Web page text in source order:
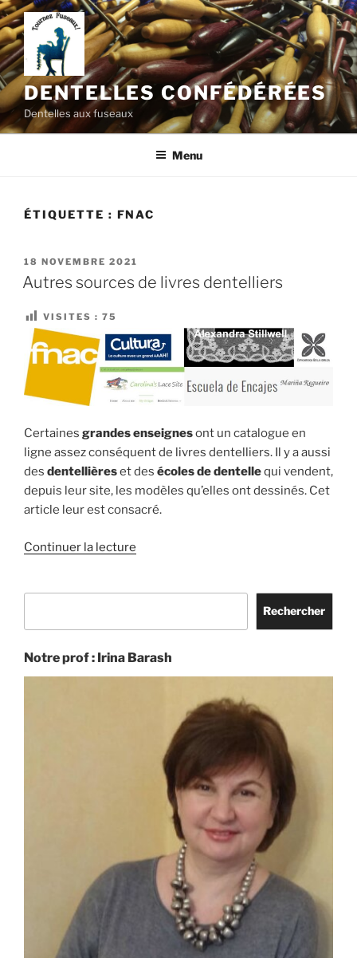
Aller
au
contenu
principal
DENTELLES CONFÉDÉRÉES
Dentelles aux fuseaux
Menu
ÉTIQUETTE : FNAC
PUBLIÉ
LE
18 NOVEMBRE 2021
Autres sources de livres dentelliers
VISITES : 75
Certaines grandes enseignesont un catalogue en
ligne assez conséquent de livres dentelliers. Il y a aussi
des dentellièreset des écoles de dentellequi vendent,
depuis leur site, les modèles qu’elles ont dessinés. Cet
article leur est consacré.
Continuer la lecture
Rechercher
Notre prof : Irina Barash